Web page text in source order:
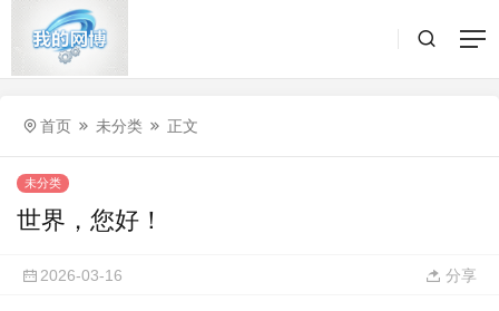
首页 未分类 正文
未分类
世界，您好！
2026-03-16 分享